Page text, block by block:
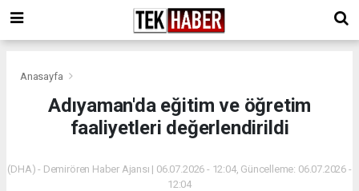
Anasayfa
Adıyaman'da eğitim ve öğretim
faaliyetleri değerlendirildi
(DHA) - Demirören Haber Ajansı | 06.07.2026 - 12:04, Güncelleme: 06.07.2026 -
12:04